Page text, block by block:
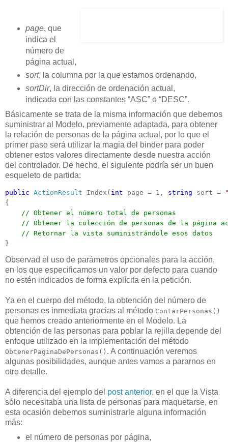
page, que
indica el
número de
página actual,
sort, la columna por la que estamos ordenando,
sortDir, la dirección de ordenación actual,
indicada con las constantes “ASC” o “DESC”.
Básicamente se trata de la misma información que debemos
suministrar al Modelo, previamente adaptada, para obtener
la relación de personas de la página actual, por lo que el
primer paso será utilizar la magia del binder para poder
obtener estos valores directamente desde nuestra acción
del controlador. De hecho, el siguiente podría ser un buen
esqueleto de partida:
public ActionResult Index( int page = 1, string sort =
{
// Obtener el número total de personas
// Obtener la colección de personas de la página
// Retornar la vista suministrándole esos datos
}
Observad el uso de parámetros opcionales para la acción,
en los que especificamos un valor por defecto para cuando
no estén indicados de forma explícita en la petición.
Ya en el cuerpo del método, la obtención del número de
personas es inmediata gracias al método ContarPersonas()
que hemos creado anteriormente en el Modelo. La
obtención de las personas para poblar la rejilla depende del
enfoque utilizado en la implementación del método
ObtenerPaginaDePersonas() . A continuación veremos
algunas posibilidades, aunque antes vamos a pararnos en
otro detalle.
A diferencia del ejemplo del post anterior, en el que la Vista
sólo necesitaba una lista de personas para maquetarse, en
esta ocasión debemos suministrarle alguna información
más:
el número de personas por página,